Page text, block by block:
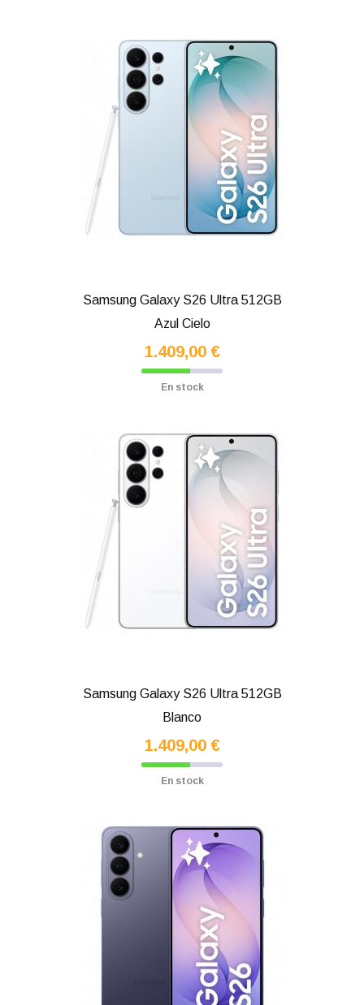
Samsung Galaxy S26 Ultra 512GB
Azul Cielo
1.409,00 €
En stock
Samsung Galaxy S26 Ultra 512GB
Blanco
1.409,00 €
En stock